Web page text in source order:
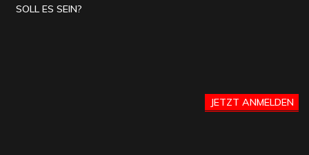
SOLL ES SEIN?
JETZT ANMELDEN